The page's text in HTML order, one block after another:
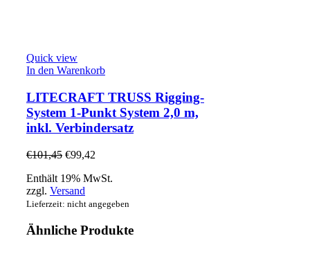
Quick view
In den Warenkorb
LITECRAFT TRUSS Rigging-
System 1-Punkt System 2,0 m,
inkl. Verbindersatz
€101,45 €99,42
Enthält 19% MwSt.
zzgl. Versand
Lieferzeit: nicht angegeben
Ähnliche Produkte